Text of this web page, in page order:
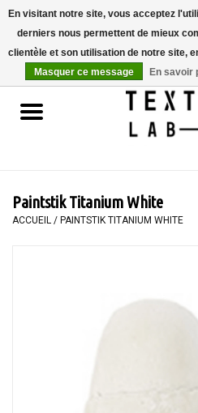
Accueil
LIVRES
PEINTURE
Paintstik Titanium White
ACCUEIL / PAINTSTIK TITANIUM WHITE
En visitant notre site, vous acceptez
derniers nous permettent de mieux
clientèle et son utilisation de notre site,
Masquer ce message
En savoir